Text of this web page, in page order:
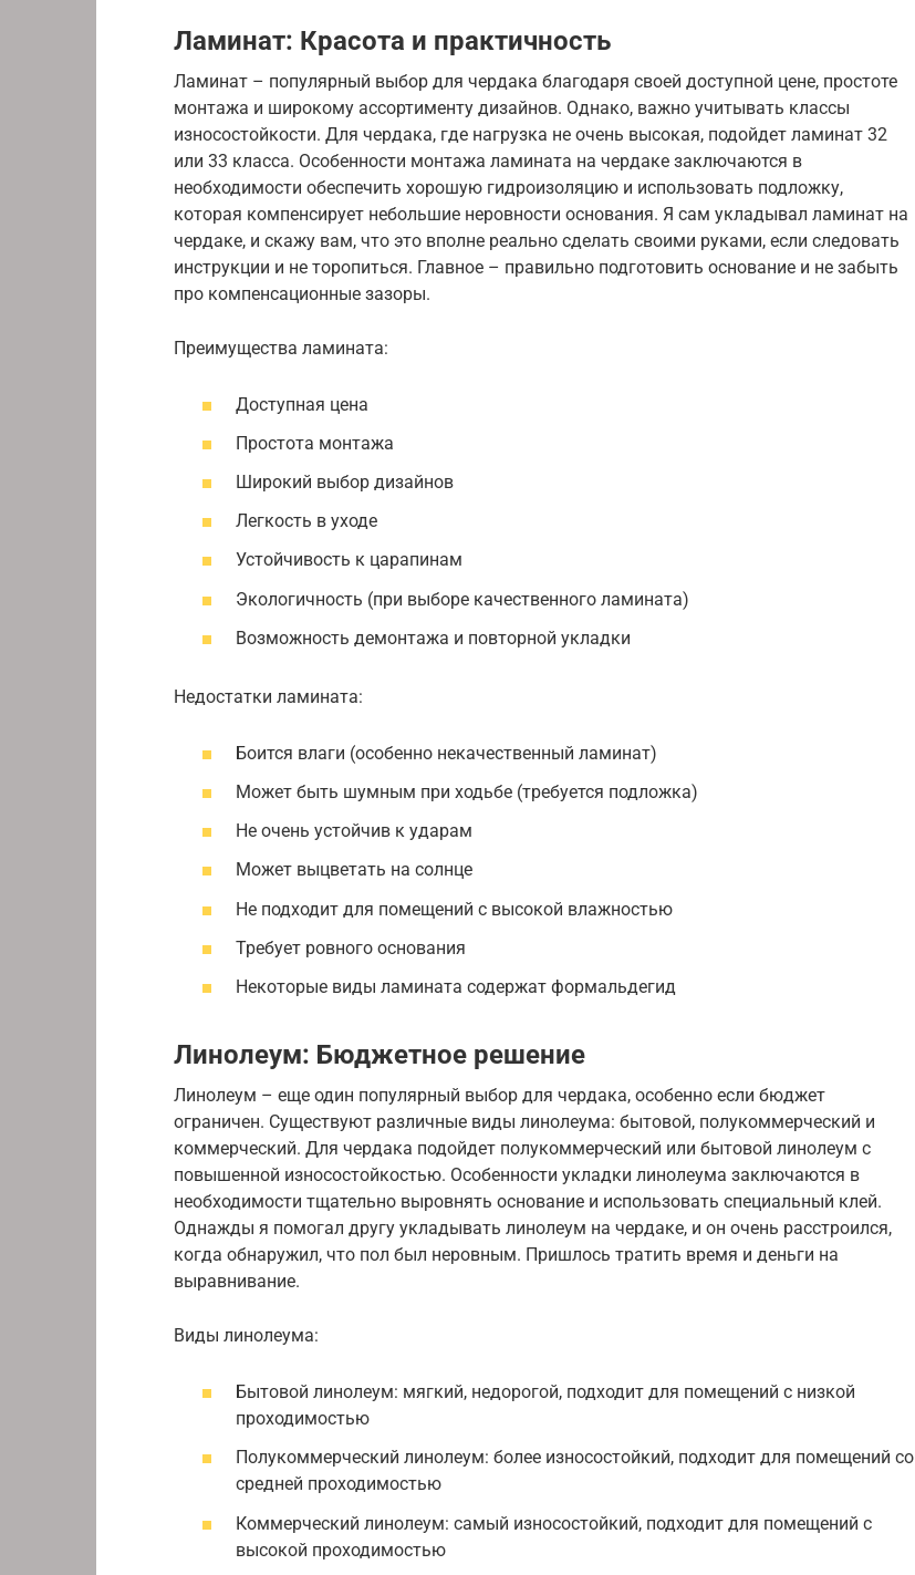
Ламинат: Красота и практичность
Ламинат – популярный выбор для чердака благодаря своей доступной цене, простоте
монтажа и широкому ассортименту дизайнов. Однако, важно учитывать классы
износостойкости. Для чердака, где нагрузка не очень высокая, подойдет ламинат 32
или 33 класса. Особенности монтажа ламината на чердаке заключаются в
необходимости обеспечить хорошую гидроизоляцию и использовать подложку,
которая компенсирует небольшие неровности основания. Я сам укладывал ламинат на
чердаке, и скажу вам, что это вполне реально сделать своими руками, если следовать
инструкции и не торопиться. Главное – правильно подготовить основание и не забыть
про компенсационные зазоры.
Преимущества ламината:
Доступная цена
Простота монтажа
Широкий выбор дизайнов
Легкость в уходе
Устойчивость к царапинам
Экологичность (при выборе качественного ламината)
Возможность демонтажа и повторной укладки
Недостатки ламината:
Боится влаги (особенно некачественный ламинат)
Может быть шумным при ходьбе (требуется подложка)
Не очень устойчив к ударам
Может выцветать на солнце
Не подходит для помещений с высокой влажностью
Требует ровного основания
Некоторые виды ламината содержат формальдегид
Линолеум: Бюджетное решение
Линолеум – еще один популярный выбор для чердака, особенно если бюджет
ограничен. Существуют различные виды линолеума: бытовой, полукоммерческий и
коммерческий. Для чердака подойдет полукоммерческий или бытовой линолеум с
повышенной износостойкостью. Особенности укладки линолеума заключаются в
необходимости тщательно выровнять основание и использовать специальный клей.
Однажды я помогал другу укладывать линолеум на чердаке, и он очень расстроился,
когда обнаружил, что пол был неровным. Пришлось тратить время и деньги на
выравнивание.
Виды линолеума:
Бытовой линолеум: мягкий, недорогой, подходит для помещений с низкой
проходимостью
Полукоммерческий линолеум: более износостойкий, подходит для помещений со
средней проходимостью
Коммерческий линолеум: самый износостойкий, подходит для помещений с
высокой проходимостью